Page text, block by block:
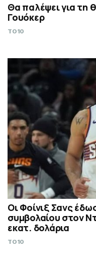
Θα παλέψει για τη
Γουόκερ
TO10
Οι Φοίνιξ Σανς
συμβολαίου στον
εκατ. δολάρια
TO10